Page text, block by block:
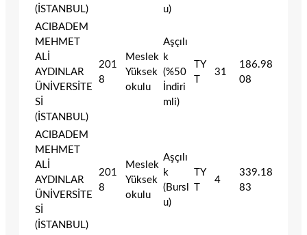
(İSTANBUL)
u)
ACIBADEM
MEHMET
ALİ
AYDINLAR
ÜNİVERSİTE
Sİ
(İSTANBUL)
201
8
Meslek
Yüksek
okulu
Aşçılı
k
(%50
İndiri
mli)
TY
T
31
186.98
08
ACIBADEM
MEHMET
ALİ
AYDINLAR
ÜNİVERSİTE
Sİ
(İSTANBUL)
201
8
Meslek
Yüksek
okulu
Aşçılı
k
(Bursl
u)
TY
T
4
339.18
83